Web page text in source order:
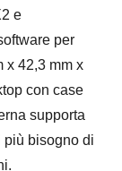
e
per
x 42,3 mm x
con case
supporta
più bisogno di